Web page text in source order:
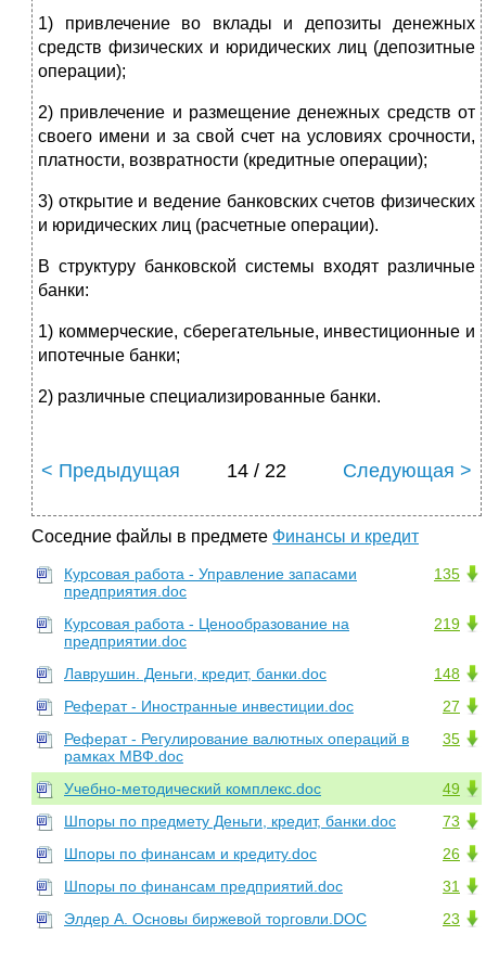
1) привлечение во вклады и депозиты денежных
средств физических и юридических лиц (депозитные
операции);
2) привлечение и размещение денежных средств от
своего имени и за свой счет на условиях срочности,
платности, возвратности (кредитные операции);
3) открытие и ведение банковских счетов физических
и юридических лиц (расчетные операции).
В структуру банковской системы входят различные
банки:
1) коммерческие, сберегательные, инвестиционные и
ипотечные банки;
2) различные специализированные банки.
< Предыдущая 14 / 22 Следующая >
Соседние файлы в предмете Финансы и кредит
135
Курсовая работа - Управление запасами
предприятия.doc
219
Курсовая работа - Ценообразование на
предприятии.doc
148
Лаврушин. Деньги, кредит, банки.doc
27
Реферат - Иностранные инвестиции.doc
35
Реферат - Регулирование валютных операций в
рамках МВФ.doc
49
Учебно-методический комплекс.doc
73
Шпоры по предмету Деньги, кредит, банки.doc
26
Шпоры по финансам и кредиту.doc
31
Шпоры по финансам предприятий.doc
23
Элдер А. Основы биржевой торговли.DOC